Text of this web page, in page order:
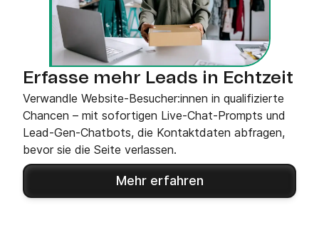
Erfasse mehr Leads in Echtzeit
Verwandle Website-Besucher:innen in qualifizierte
Chancen – mit sofortigen Live-Chat-Prompts und
Lead-Gen-Chatbots, die Kontaktdaten abfragen,
bevor sie die Seite verlassen.
Mehr erfahren